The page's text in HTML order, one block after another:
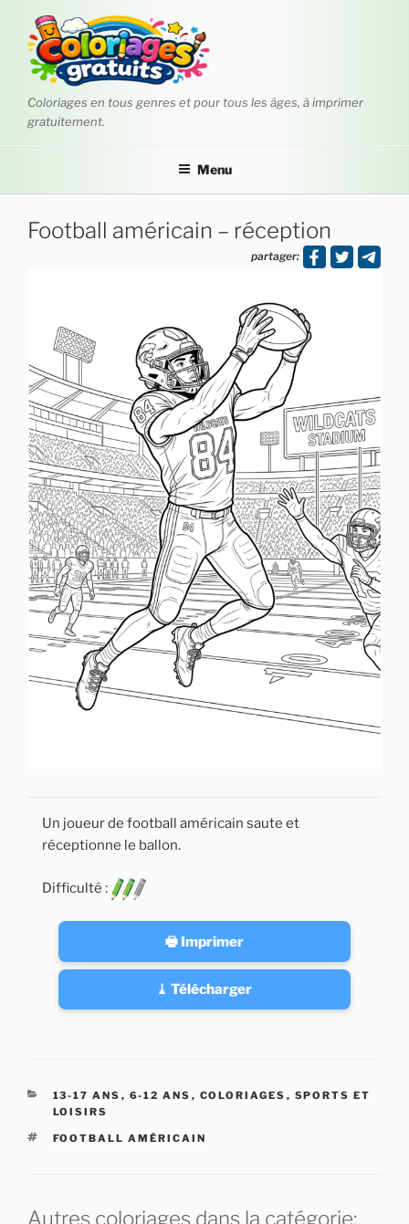
contenu
principal
Coloriages en tous genres et pour tous les âges, à imprimer
gratuitement.
Menu
Football américain – réception
partager:
Un joueur de football américain saute et
réceptionne le ballon.
Difficulté :
🖶 Imprimer
⤓ Télécharger
CATÉGORIES
13-17 ANS , 6-12 ANS , COLORIAGES , SPORTS ET
LOISIRS
ÉTIQUETTES
FOOTBALL AMÉRICAIN